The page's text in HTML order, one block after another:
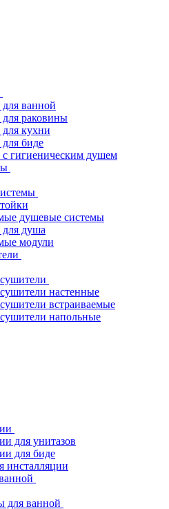
ванной
раковины
кухни
биде
гигиеническим душем
душевые системы
душа
модули
настенные
встраиваемые
напольные
для унитазов
для биде
инсталляции
для ванной